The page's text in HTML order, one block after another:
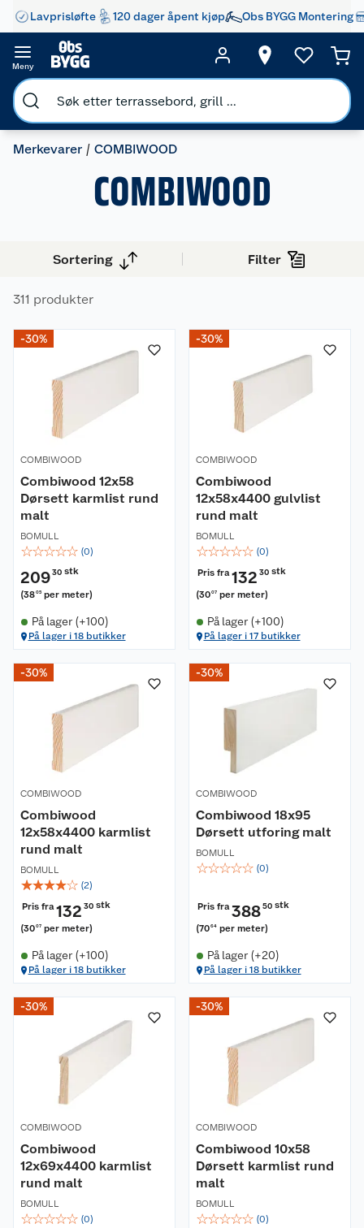
Lavprisløfte 120 dager åpent kjøp Obs BYGG Montering
Meny
Merkevarer COMBIWOOD
COMBIWOOD
Sortering Filter
311 produkter
-30%
COMBIWOOD
Combiwood 12x58
Dørsett karmlist rund
malt
BOMULL
☆☆☆☆☆ (0)
20930 stk
(3805 per meter)
På lager (+100)
På lager i 18 butikker
-30%
COMBIWOOD
Combiwood
12x58x4400 gulvlist
rund malt
BOMULL
☆☆☆☆☆ (0)
Pris fra132 30 stk
(3007 per meter)
På lager (+100)
På lager i 17 butikker
-30%
COMBIWOOD
Combiwood
12x58x4400 karmlist
rund malt
BOMULL
☆☆☆☆☆ (2)
Pris fra132 30 stk
(3007 per meter)
På lager (+100)
På lager i 18 butikker
-30%
COMBIWOOD
Combiwood 18x95
Dørsett utforing malt
BOMULL
☆☆☆☆☆ (0)
Pris fra38850 stk
(7064 per meter)
På lager (+20)
På lager i 18 butikker
-30%
COMBIWOOD
Combiwood
12x69x4400 karmlist
rund malt
BOMULL
☆☆☆☆☆ (0)
-30%
COMBIWOOD
Combiwood 10x58
Dørsett karmlist rund
malt
BOMULL
☆☆☆☆☆ (0)